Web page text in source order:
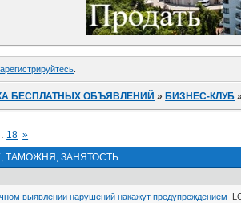
БЕСПЛАТНЫХ ОБЪЯВЛЕНИЙ »БИЗНЕС-КЛУБ
ТАМОЖНЯ, ЗАНЯТОСТЬ
18 »
выявлении нарушений накажут предупреждением